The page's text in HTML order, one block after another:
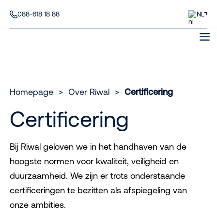
088-618 18 88 NL
Homepage > Over Riwal > Certificering
Certificering
Bij Riwal geloven we in het handhaven van de
hoogste normen voor kwaliteit, veiligheid en
duurzaamheid. We zijn er trots onderstaande
certificeringen te bezitten als afspiegeling van
onze ambities.